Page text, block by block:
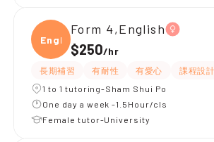
Engli
Form 4,English
$250/hr
長期補習 有耐性 有愛心 課程設計
1 to 1 tutoring-Sham Shui Po
One day a week -1.5Hour/cls
Female tutor-University